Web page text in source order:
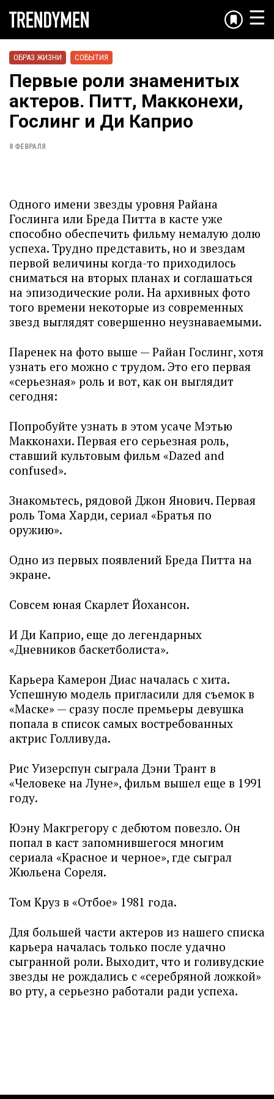
☰
ОБРАЗ ЖИЗНИ СОБЫТИЯ
Первые роли знаменитых
актеров. Питт, Макконехи,
Гослинг и Ди Каприо
8 ФЕВРАЛЯ
Одного имени звезды уровня Райана
Гослинга или Бреда Питта в касте уже
способно обеспечить фильму немалую долю
успеха. Трудно представить, но и звездам
первой величины когда-то приходилось
сниматься на вторых планах и соглашаться
на эпизодические роли. На архивных фото
того времени некоторые из современных
звезд выглядят совершенно неузнаваемыми.
Паренек на фото выше — Райан Гослинг, хотя
узнать его можно с трудом. Это его первая
«серьезная» роль и вот, как он выглядит
сегодня:
Попробуйте узнать в этом усаче Мэтью
Макконахи. Первая его серьезная роль,
ставший культовым фильм «Dazed and
confused».
Знакомьтесь, рядовой Джон Янович. Первая
роль Тома Харди, сериал «Братья по
оружию».
Одно из первых появлений Бреда Питта на
экране.
Совсем юная Скарлет Йохансон.
И Ди Каприо, еще до легендарных
«Дневников баскетболиста».
Карьера Камерон Диас началась с хита.
Успешную модель пригласили для съемок в
«Маске» — сразу после премьеры девушка
попала в список самых востребованных
актрис Голливуда.
Рис Уизерспун сыграла Дэни Трант в
«Человеке на Луне», фильм вышел еще в 1991
году.
Юэну Макгрегору с дебютом повезло. Он
попал в каст запомнившегося многим
сериала «Красное и черное», где сыграл
Жюльена Сореля.
Том Круз в «Отбое» 1981 года.
Для большей части актеров из нашего списка
карьера началась только после удачно
сыгранной роли. Выходит, что и голивудские
звезды не рождались с «серебряной ложкой»
во рту, а серьезно работали ради успеха.